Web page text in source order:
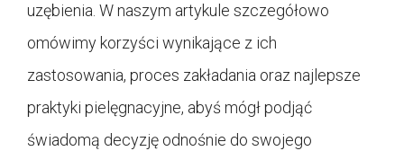
uzębienia. W naszym artykule szczegółowo
omówimy korzyści wynikające z ich
zastosowania, proces zakładania oraz najlepsze
praktyki pielęgnacyjne, abyś mógł podjąć
świadomą decyzję odnośnie do swojego